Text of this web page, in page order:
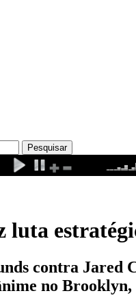
luta
contra Jared
no